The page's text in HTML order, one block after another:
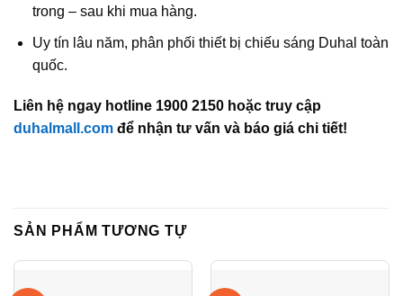
trong – sau khi mua hàng.
Uy tín lâu năm, phân phối thiết bị chiếu sáng Duhal toàn
quốc.
Liên hệ ngay hotline 1900 2150 hoặc truy cập
duhalmall.com để nhận tư vấn và báo giá chi tiết!
SẢN PHẨM TƯƠNG TỰ